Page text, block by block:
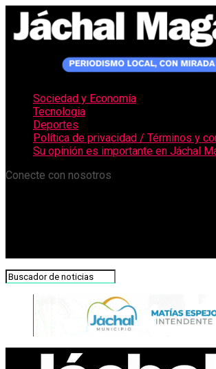
Sociedad y Economía
Tecnologia
Deportes
Política de privacidad / Términos y
Su opinión es importante en Jáchal
Conecte con nosotros